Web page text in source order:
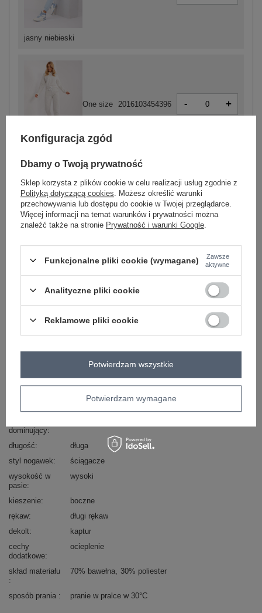
jasny niebieski
One size 2016103454396 - +
ZALOGUJ SIĘ I ZOBACZ CENĘ
Masz pytanie? Chętnie pomożemy.
Kod produktu
EM-KMPL-629-1.99P
WOW DONNA
Kolory
czarny
typ produktu
bluza+spodnie
casual sportowy
okazja
codzienne sportowe
gładki
dominujący
długość
długa
styl nogawek
ściągacze
wysokość w
pasie
wysoki
kieszenie
boczne
rękaw
długi rękaw
dekolt
kaptur
cechy
dodatkowe
ocieplenie
skład materiału 70% bawełna 30% poliester
sposób prania pranie w pralce w 30°C
Konfiguracja zgód
Dbamy o Twoją prywatność
Sklep korzysta z plików cookie w celu realizacji usług zgodnie z
Polityką dotyczącą cookies . Możesz określić warunki
przechowywania lub dostępu do cookie w Twojej przeglądarce.
Więcej informacji na temat warunków i prywatności można
znaleźć także na stronie Prywatność i warunki Google
Funkcjonalne pliki cookie (wymagane)
Zawsze
aktywne
Analityczne pliki cookie
Reklamowe pliki cookie
Potwierdzam wymagane
Potwierdzam wszystkie